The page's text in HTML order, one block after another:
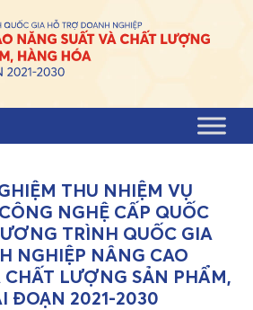
THU NHIỆM VỤ
NGHỆ CẤP QUỐC
TRÌNH QUỐC GIA
NGHIỆP NÂNG CAO
CHẤT LƯỢNG SẢN PHẨM,
ĐOẠN 2021-2030